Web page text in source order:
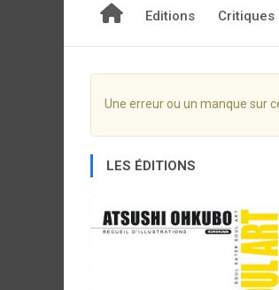
Editions Critiques
Une erreur ou un manque sur
LES ÉDITIONS